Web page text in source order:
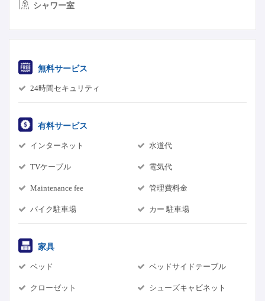
シャワー室
無料サービス
24時間セキュリティ
有料サービス
インターネット 水道代
TVケーブル 電気代
Maintenance fee 管理費料金
バイク駐車場 カー 駐車場
家具
ベッド ベッドサイドテーブル
クローゼット シューズキャビネット